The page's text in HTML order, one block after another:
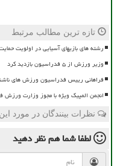
تازه ترین مطالب مرتبط
رشته های بازیهای آسیایی در اولویت
وزیر ورزش از ۵ فدراسیون بازدید کرد
فراهانی رییس فدراسیون ورزش های
انجمن المپیک ویژه با مجوز وزارت ورزش
نظرات بینندگان در مورد
لطفا شما همنظر دهید